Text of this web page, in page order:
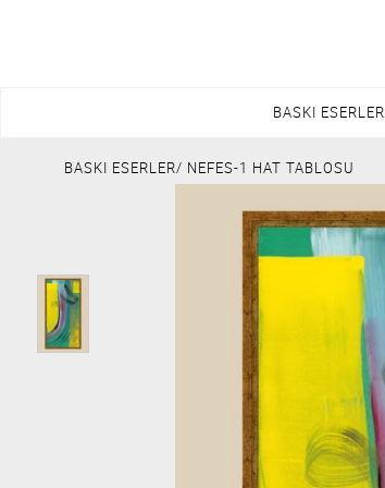
BASKI ESERLER
BASKI ESERLER/ NEFES-1 HAT TABLOSU